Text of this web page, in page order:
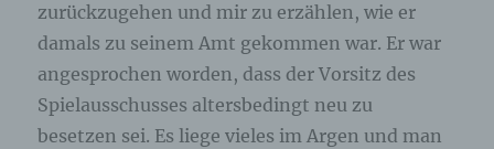
zurückzugehen und mir zu erzählen, wie er
damals zu seinem Amt gekommen war. Er war
angesprochen worden, dass der Vorsitz des
Spielausschusses altersbedingt neu zu
besetzen sei. Es liege vieles im Argen und man